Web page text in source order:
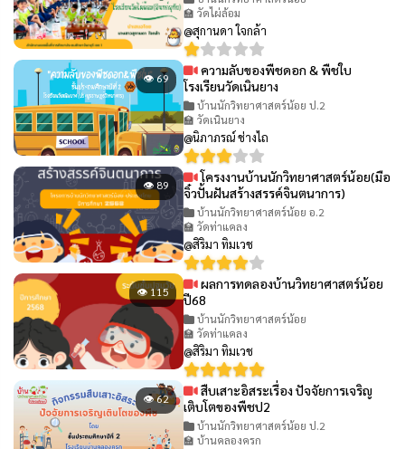
🏫 วัดไผ่ล้อม
@สุกานดา ใจกล้า
👁 69
ความลับของพืชดอก & พืชใบ
โรงเรียนวัดเนินยาง
บ้านนักวิทยาศาสตร์น้อย ป.2
🏫 วัดเนินยาง
@นิภาภรณ์ ช่างไถ
👁 89
โครงงานบ้านนักวิทยาศาสตร์น้อย(มือ
จิ๋วปั้นฝันสร้างสรรค์จินตนาการ)
บ้านนักวิทยาศาสตร์น้อย อ.2
🏫 วัดท่าแคลง
@สิริมา ทิมเวช
👁 115
ผลการทดลองบ้านวิทยาศาสตร์น้อย
ปี68
บ้านนักวิทยาศาสตร์น้อย
🏫 วัดท่าแคลง
@สิริมา ทิมเวช
👁 62
สืบเสาะอิสระเรื่อง ปัจจัยการเจริญ
เติบโตของพืชป2
บ้านนักวิทยาศาสตร์น้อย ป.2
🏫 บ้านคลองครก